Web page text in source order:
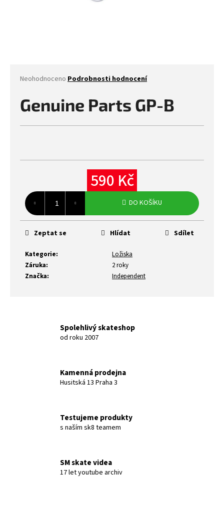
Průměrné
produktu
je
z
Neohodnoceno Podrobnosti hodnocení
Genuine Parts GP-B
590 Kč
Měrná
cena:
DO KOŠÍKU
Kategorie:
Ložiska
Záruka:
2 roky
Značka: Independent
Zeptat se Hlídat Sdílet
Spolehlivý skateshop
od roku 2007
Kamenná prodejna
Husitská 13 Praha 3
Testujeme produkty
s naším sk8 teamem
SM skate videa
17 let youtube archiv